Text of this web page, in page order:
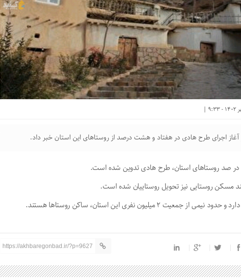
اجرای طرح هادی در هفتاد و هشت درصد از روستا‌های این استان خبر داد.
صد روستا‌های استان، طرح هادی تدوین شده است.
میلیون نفری این استان، ساکن روستا‌ها هستند.
https://akhbaregonbad.ir/?p=9627